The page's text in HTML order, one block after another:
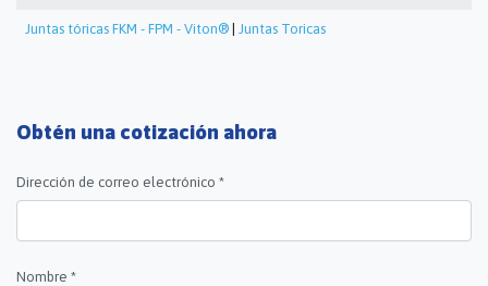
Juntas tóricas FKM - FPM - Viton® | Juntas Toricas
Obtén una cotización ahora
Dirección de correo electrónico *
Nombre *